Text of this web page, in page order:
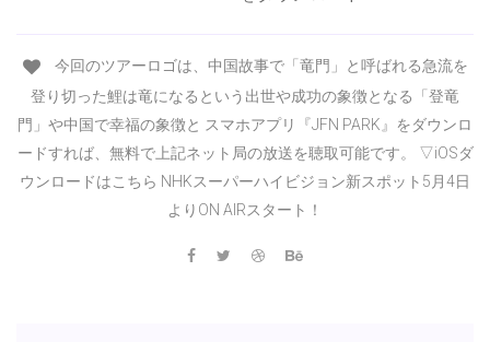
今回のツアーロゴは、中国故事で「竜門」と呼ばれる急流を
登り切った鯉は竜になるという出世や成功の象徴となる「登竜
門」や中国で幸福の象徴と スマホアプリ『JFN PARK』をダウンロ
ードすれば、無料で上記ネット局の放送を聴取可能です。 ▽iOSダ
ウンロードはこちら NHKスーパーハイビジョン新スポット5月4日
よりON AIRスタート！